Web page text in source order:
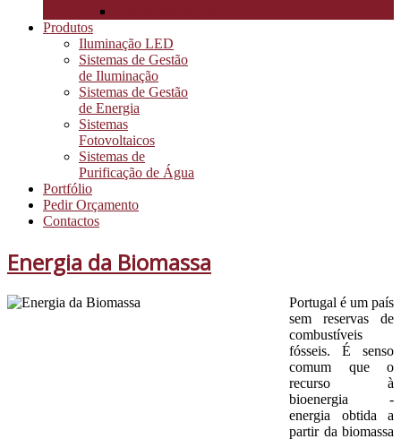
Produtos
Iluminação LED
Sistemas de Gestão
de Iluminação
Sistemas de Gestão
de Energia
Sistemas
Fotovoltaicos
Sistemas de
Purificação de Água
Portfólio
Pedir Orçamento
Contactos
Energia da Biomassa
Portugal é um país
sem reservas de
combustíveis
fósseis. É senso
comum que o
recurso à
bioenergia -
energia obtida a
partir da biomassa